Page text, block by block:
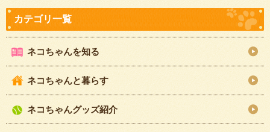
ネコちゃんを知る
ネコちゃんと暮らす
ネコちゃんグッズ紹介